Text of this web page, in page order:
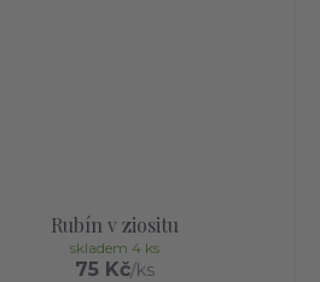
Rubín v ziositu
75 Kč/ks
skladem 4 ks